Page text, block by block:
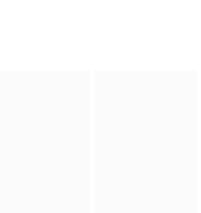
实实在在；乌克兰工友结实肉体散发
却离奇身亡的双胞胎妹妹瑞音时，瑞真
影的念头，在说服主编姚松、老乡韩战